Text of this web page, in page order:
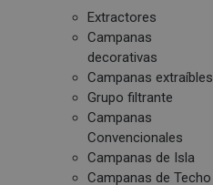
Extractores
Campanas
decorativas
Campanas extraíbles
Grupo filtrante
Campanas
Convencionales
Campanas de Isla
Campanas de Techo